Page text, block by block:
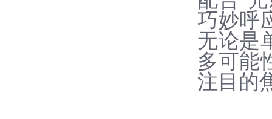
巧妙呼
无论是
多可能
注目的